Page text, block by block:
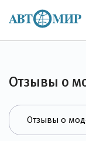
Отзывы о